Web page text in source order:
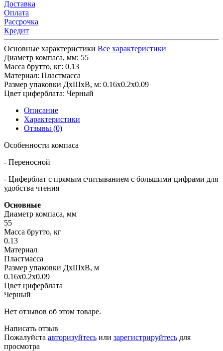
Доставка
Оплата
Рассрочка
Кредит
Основные характеристики Все характеристики
Диаметр компаса, мм: 55
Масса брутто, кг: 0.13
Материал: Пластмасса
Размер упаковки ДхШхВ, м: 0.16x0.2x0.09
Цвет циферблата: Черный
Описание
Характеристики
Отзывы (0)
Особенности компаса
- Переносной
- Циферблат с прямым считыванием с большими цифрами для
удобства чтения
Основные
Диаметр компаса, мм
55
Масса брутто, кг
0.13
Материал
Пластмасса
Размер упаковки ДхШхВ, м
0.16x0.2x0.09
Цвет циферблата
Черный
Нет отзывов об этом товаре.
Написать отзыв
Пожалуйста авторизуйтесь или зарегистрируйтесь для
просмотра